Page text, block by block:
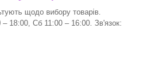
щодо вибору товарів.
18:00, Сб 11:00 – 16:00. Зв'язок: